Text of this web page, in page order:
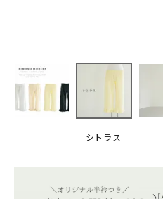
正絹 木綿・麻 ポリエステル
価格から探す
5,000-10,000円
羽織
シトラス